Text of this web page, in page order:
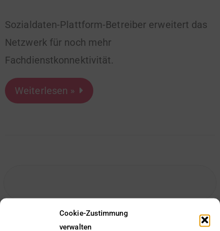
Cookie-Zustimmung
verwalten
Sozialdaten-Plattform-Betreiber erweitert das
Netzwerk für noch mehr
Fachdienstkonnektivität.
Weiterlesen »